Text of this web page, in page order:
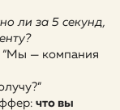
ли за 5 секунд,
“Мы — компания
что вы